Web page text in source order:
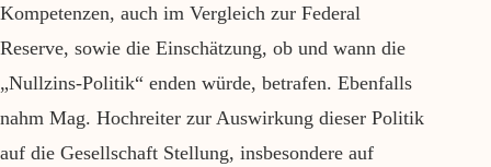
Kompetenzen, auch im Vergleich zur Federal
Reserve, sowie die Einschätzung, ob und wann die
„Nullzins-Politik“ enden würde, betrafen. Ebenfalls
nahm Mag. Hochreiter zur Auswirkung dieser Politik
auf die Gesellschaft Stellung, insbesondere auf